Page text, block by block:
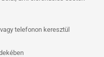
telefonon keresztül